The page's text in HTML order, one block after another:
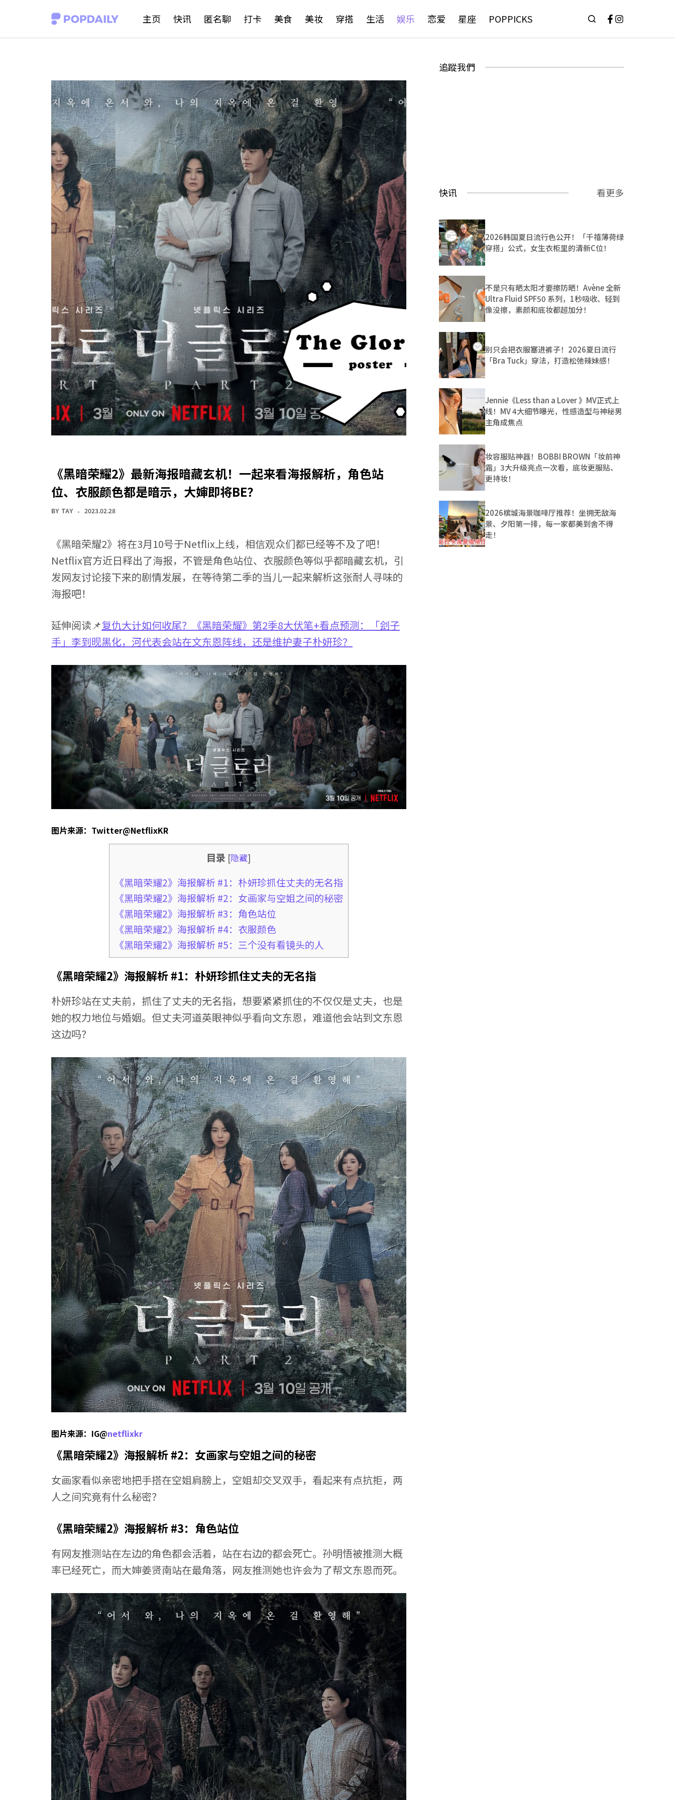
主页 快讯 匿名聊 打卡 美食 美妆 穿搭 生活 娱乐 恋爱 星座 POPPICKS
《黑暗荣耀2》最新海报暗藏玄机！一起来看海报解析，角色站
位、衣服颜色都是暗示，大婶即将BE？
BY TAY 2023.02.28
《黑暗荣耀2》将在3月10号于Netflix上线，相信观众们都已经等不及了吧！
Netflix官方近日释出了海报，不管是角色站位、衣服颜色等似乎都暗藏玄机，引
发网友讨论接下来的剧情发展，在等待第二季的当儿一起来解析这张耐人寻味的
海报吧！
延伸阅读📌复仇大计如何收尾？《黑暗荣耀》第2季8大伏笔+看点预测：「刽子
手」李到𬀪黑化，河代表会站在文东恩阵线，还是维护妻子朴妍珍？
图片来源：Twitter@NetflixKR
目录 [隐藏]
《黑暗荣耀2》海报解析 #1：朴妍珍抓住丈夫的无名指
《黑暗荣耀2》海报解析 #2：女画家与空姐之间的秘密
《黑暗荣耀2》海报解析 #3：角色站位
《黑暗荣耀2》海报解析 #4：衣服颜色
《黑暗荣耀2》海报解析 #5：三个没有看镜头的人
《黑暗荣耀2》海报解析 #1：朴妍珍抓住丈夫的无名指
朴妍珍站在丈夫前，抓住了丈夫的无名指，想要紧紧抓住的不仅仅是丈夫，也是
她的权力地位与婚姻。但丈夫河道英眼神似乎看向文东恩，难道他会站到文东恩
这边吗？
图片来源：IG@netflixkr
《黑暗荣耀2》海报解析 #2：女画家与空姐之间的秘密
女画家看似亲密地把手搭在空姐肩膀上，空姐却交叉双手，看起来有点抗拒，两
人之间究竟有什么秘密？
《黑暗荣耀2》海报解析 #3：角色站位
有网友推测站在左边的角色都会活着，站在右边的都会死亡。孙明悟被推测大概
率已经死亡，而大婶姜贤南站在最角落，网友推测她也许会为了帮文东恩而死。
追蹤我們
快讯 看更多
2026韩国夏日流行色公开！「千禧薄荷绿
穿搭」公式，女生衣柜里的清新C位！
不是只有晒太阳才要擦防晒！Avène 全新
Ultra Fluid SPF50 系列，1秒吸收、轻到
像没擦，素颜和底妆都超加分！
别只会把衣服塞进裤子！2026夏日流行
「Bra Tuck」穿法，打造松弛辣妹感！
Jennie《Less than a Lover 》MV正式上
线！MV 4大细节曝光，性感造型与神秘男
主角成焦点
妆容服贴神器！BOBBI BROWN「妆前神
霜」3大升级亮点一次看，底妆更服贴、
更持妆！
2026槟城海景咖啡厅推荐！坐拥无敌海
景、夕阳第一排，每一家都美到舍不得
走！